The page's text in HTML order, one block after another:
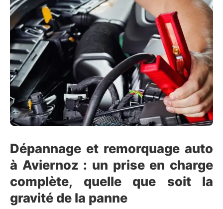
Dépannage et remorquage auto
à Aviernoz : un prise en charge
complète, quelle que soit la
gravité de la panne